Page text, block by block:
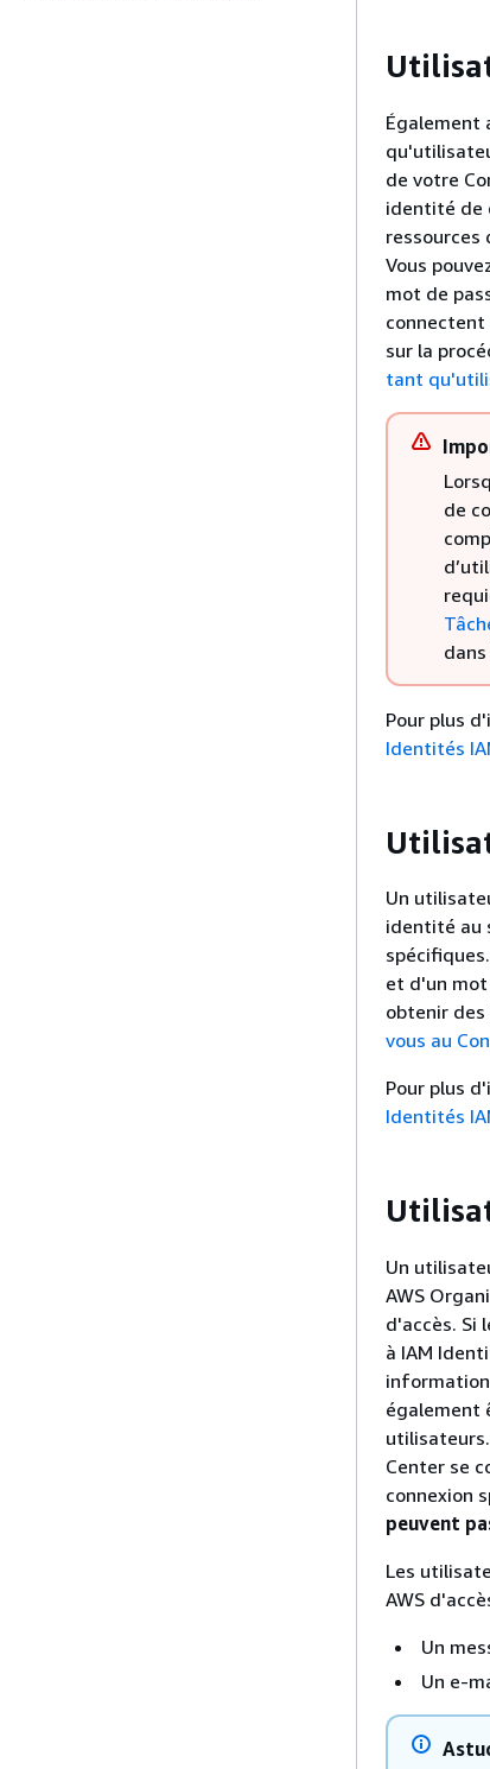
Également
de votre
identité de
Vous
mot de
connectent
sur la
tant
de
dans
Pour plus
Identités
Un
identité au
et d'un mot
obtenir
vous au
Pour plus
Identités
Un
AWS
d'accès. Si
à IAM
également
Center se
connexion
peuvent
Les
AWS
Un
Un e-